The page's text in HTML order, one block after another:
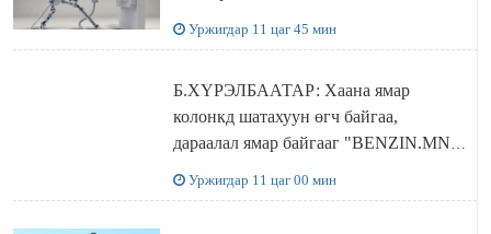
Уржигдар 11 цаг 45 мин
Б.ХҮРЭЛБААТАР: Хаана ямар
колонкд шатахуун өгч байгаа,
дараалал ямар байгааг "BENZIN.MN”
Уржигдар 11 цаг 00 мин